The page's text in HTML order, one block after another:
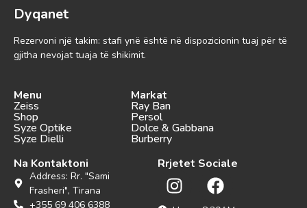
Dyqanet
Rezervoni një takim: stafi ynë është në dispozicionin tuaj për të
gjitha nevojat tuaja të shikimit.
Menu
Zeiss
Shop
Syze Optike
Syze Dielli
Markat
Ray Ban
Persol
Dolce & Gabbana
Burberry
Na Kontaktoni
Address: Rr. "Sami
Frasheri", Tirana
+355 69 406 6388
Rrjetet Sociale